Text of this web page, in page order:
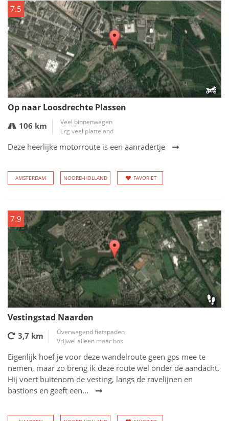
7.5
Op naar Loosdrechte Plassen
106 km
Veel binnenwegen
Erg veel platteland
Deze heerlijke motorroute is een aanradertje
AMSTERDAM NOORD-HOLLAND FAVORIET
7.9
Vestingstad Naarden
3,7 km
Overwegend fietspaden
Vrijwel alleen maar bos
Eigenlijk hoef je voor deze wandelroute geen gps mee te
nemen, maar zo breng ik deze route wel onder de aandacht.
Hij voert buitenom de vesting, langs de ravelijnen en
bastions en geeft een...